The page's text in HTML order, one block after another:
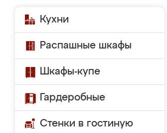
Кухни
Распашные шкафы
Шкафы-купе
Гардеробные
Стенки в гостиную